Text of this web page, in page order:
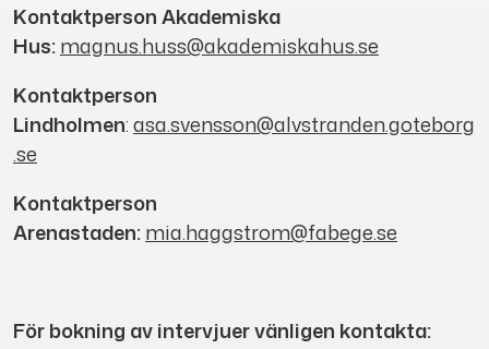
Kontaktperson Akademiska
Hus:magnus.huss@akademiskahus.se
Kontaktperson
Lindholmen:asa.svensson@alvstranden.goteborg
.se
Kontaktperson
Arenastaden:mia.haggstrom@fabege.se
För bokning av intervjuer vänligen kontakta: